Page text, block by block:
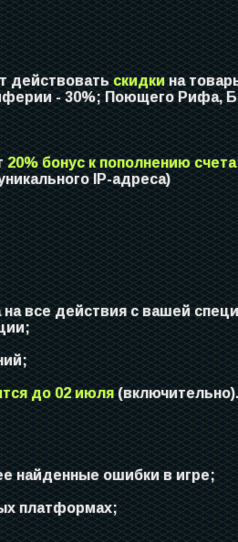
действоватьскидкина
- 30%; Поющего Рифа,
20% бонус к пополнению счета
IP-адреса)
все действия с вашей
до 02 июля (включительно).
найденные ошибки в игре;
платформах;